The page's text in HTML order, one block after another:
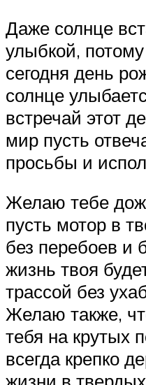
Даже солнце
улыбкой,
сегодня день
солнце
встречай этот
мир пусть
просьбы и
Желаю тебе
пусть мотор в
без перебоев и
жизнь твоя
трассой без
Желаю также,
тебя на крутых
всегда крепко